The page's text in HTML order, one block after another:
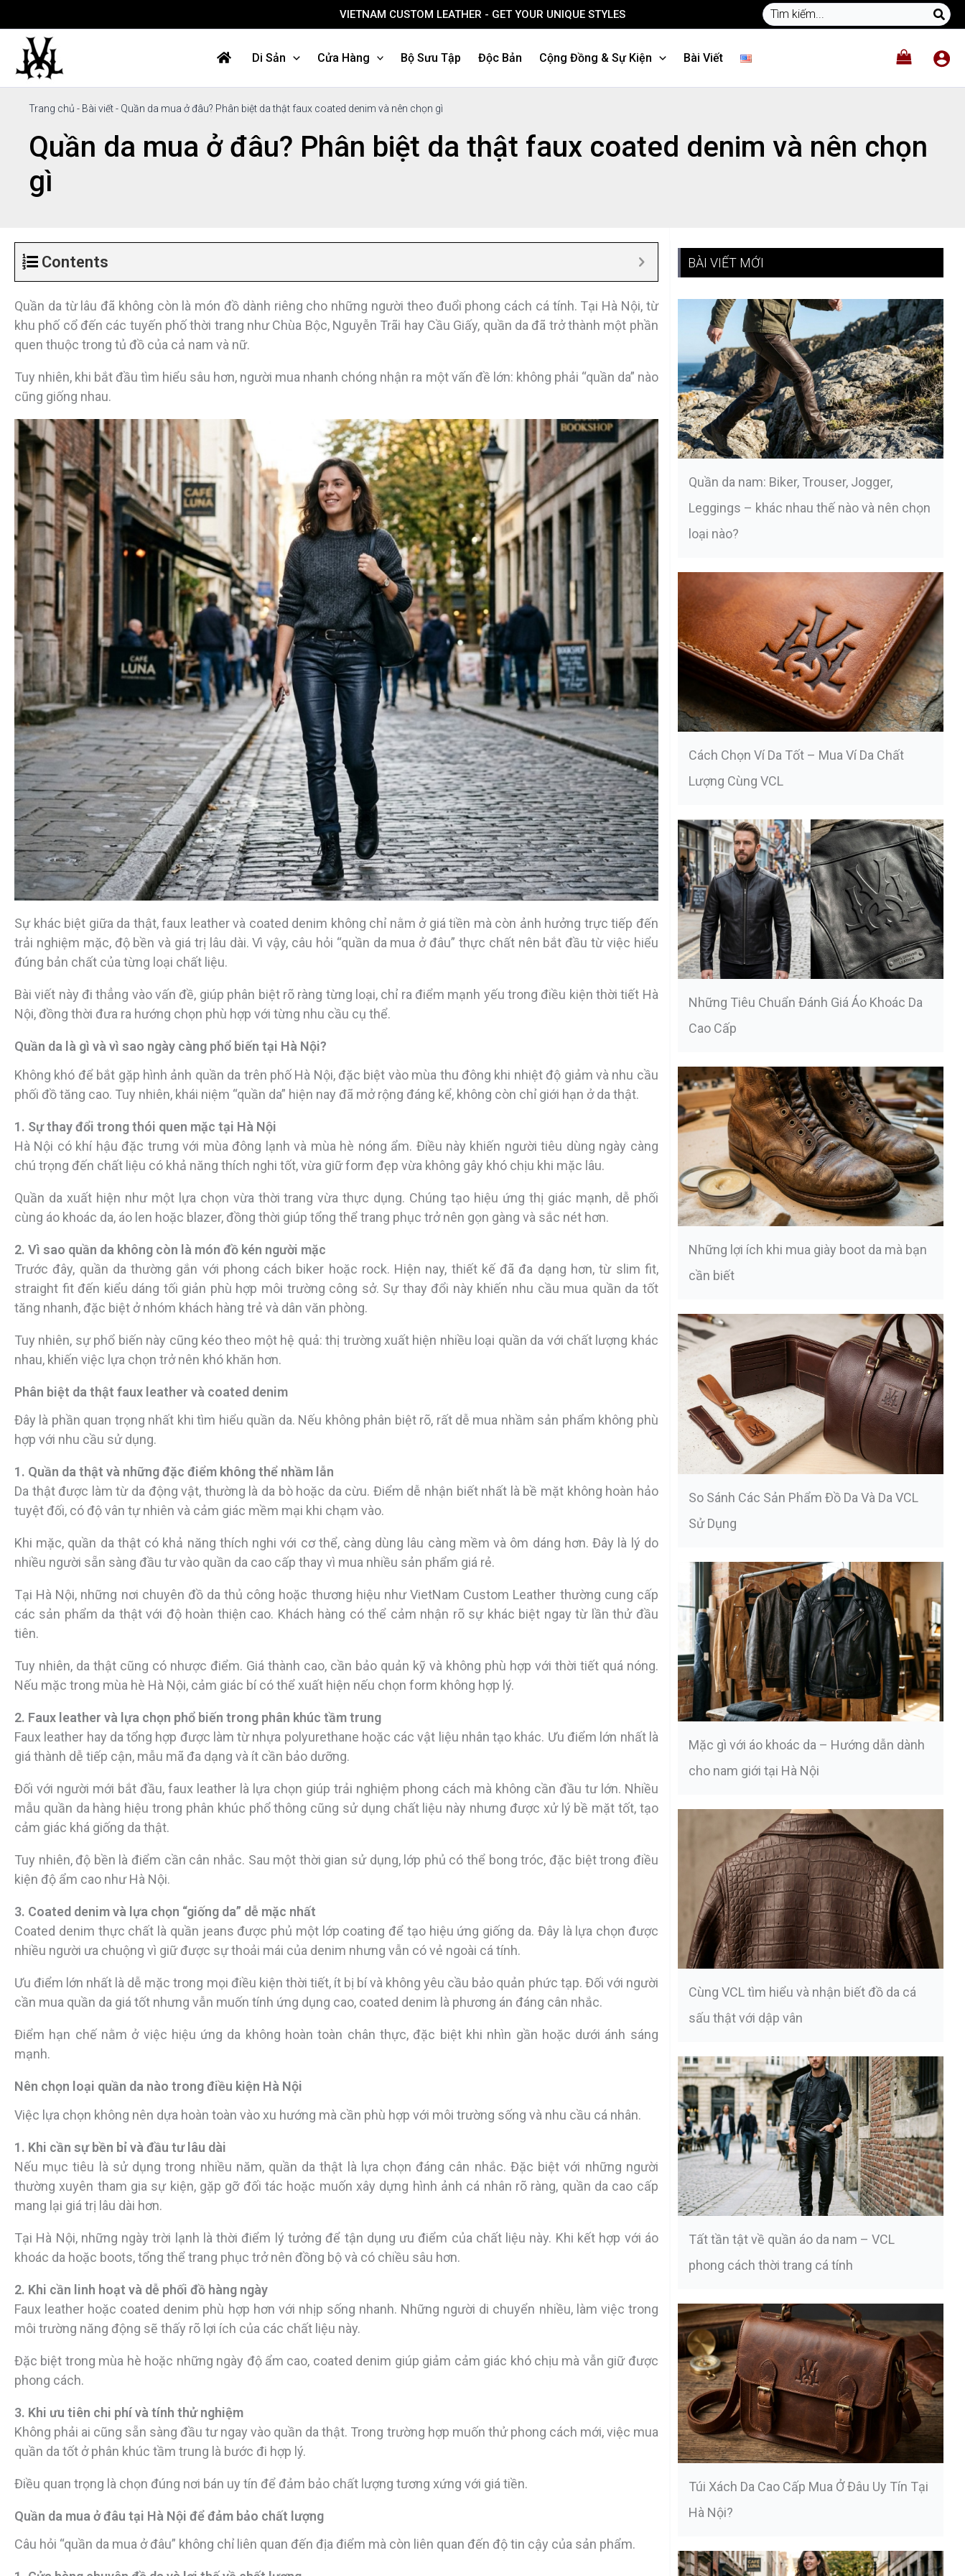
tới
dung
VIETNAM CUSTOM LEATHER - GET YOUR UNIQUE STYLES
Search
for:
Di Sản Cửa Hàng Bộ Sưu Tập Độc Bản Cộng Đồng & Sự Kiện Bài Viết
Trang chủ - Bài viết- Quần da mua ở đâu? Phân biệt da thật faux coated denim và nên chọn gì
Quần da mua ở đâu? Phân biệt da thật faux coated denim và nên chọn
gì
Contents
Quần da từ lâu đã không còn là món đồ dành riêng cho những người theo đuổi phong cách cá tính. Tại Hà Nội, từ
khu phố cổ đến các tuyến phố thời trang như Chùa Bộc, Nguyễn Trãi hay Cầu Giấy, quần da đã trở thành một phần
quen thuộc trong tủ đồ của cả nam và nữ.
Tuy nhiên, khi bắt đầu tìm hiểu sâu hơn, người mua nhanh chóng nhận ra một vấn đề lớn: không phải “quần da” nào
cũng giống nhau.
Sự khác biệt giữa da thật, faux leather và coated denim không chỉ nằm ở giá tiền mà còn ảnh hưởng trực tiếp đến
trải nghiệm mặc, độ bền và giá trị lâu dài. Vì vậy, câu hỏi “quần da mua ở đâu” thực chất nên bắt đầu từ việc hiểu
đúng bản chất của từng loại chất liệu.
Bài viết này đi thẳng vào vấn đề, giúp phân biệt rõ ràng từng loại, chỉ ra điểm mạnh yếu trong điều kiện thời tiết Hà
Nội, đồng thời đưa ra hướng chọn phù hợp với từng nhu cầu cụ thể.
Quần da là gì và vì sao ngày càng phổ biến tại Hà Nội?
Không khó để bắt gặp hình ảnh quần da trên phố Hà Nội, đặc biệt vào mùa thu đông khi nhiệt độ giảm và nhu cầu
phối đồ tăng cao. Tuy nhiên, khái niệm “quần da” hiện nay đã mở rộng đáng kể, không còn chỉ giới hạn ở da thật.
1. Sự thay đổi trong thói quen mặc tại Hà Nội
Hà Nội có khí hậu đặc trưng với mùa đông lạnh và mùa hè nóng ẩm. Điều này khiến người tiêu dùng ngày càng
chú trọng đến chất liệu có khả năng thích nghi tốt, vừa giữ form đẹp vừa không gây khó chịu khi mặc lâu.
Quần da xuất hiện như một lựa chọn vừa thời trang vừa thực dụng. Chúng tạo hiệu ứng thị giác mạnh, dễ phối
cùng áo khoác da, áo len hoặc blazer, đồng thời giúp tổng thể trang phục trở nên gọn gàng và sắc nét hơn.
2. Vì sao quần da không còn là món đồ kén người mặc
Trước đây, quần da thường gắn với phong cách biker hoặc rock. Hiện nay, thiết kế đã đa dạng hơn, từ slim fit,
straight fit đến kiểu dáng tối giản phù hợp môi trường công sở. Sự thay đổi này khiến nhu cầu mua quần da tốt
tăng nhanh, đặc biệt ở nhóm khách hàng trẻ và dân văn phòng.
Tuy nhiên, sự phổ biến này cũng kéo theo một hệ quả: thị trường xuất hiện nhiều loại quần da với chất lượng khác
nhau, khiến việc lựa chọn trở nên khó khăn hơn.
Phân biệt da thật faux leather và coated denim
Đây là phần quan trọng nhất khi tìm hiểu quần da. Nếu không phân biệt rõ, rất dễ mua nhầm sản phẩm không phù
hợp với nhu cầu sử dụng.
1. Quần da thật và những đặc điểm không thể nhầm lẫn
Da thật được làm từ da động vật, thường là da bò hoặc da cừu. Điểm dễ nhận biết nhất là bề mặt không hoàn hảo
tuyệt đối, có độ vân tự nhiên và cảm giác mềm mại khi chạm vào.
Khi mặc, quần da thật có khả năng thích nghi với cơ thể, càng dùng lâu càng mềm và ôm dáng hơn. Đây là lý do
nhiều người sẵn sàng đầu tư vào quần da cao cấp thay vì mua nhiều sản phẩm giá rẻ.
Tại Hà Nội, những nơi chuyên đồ da thủ công hoặc thương hiệu như VietNam Custom Leather thường cung cấp
các sản phẩm da thật với độ hoàn thiện cao. Khách hàng có thể cảm nhận rõ sự khác biệt ngay từ lần thử đầu
tiên.
Tuy nhiên, da thật cũng có nhược điểm. Giá thành cao, cần bảo quản kỹ và không phù hợp với thời tiết quá nóng.
Nếu mặc trong mùa hè Hà Nội, cảm giác bí có thể xuất hiện nếu chọn form không hợp lý.
2. Faux leather và lựa chọn phổ biến trong phân khúc tầm trung
Faux leather hay da tổng hợp được làm từ nhựa polyurethane hoặc các vật liệu nhân tạo khác. Ưu điểm lớn nhất là
giá thành dễ tiếp cận, mẫu mã đa dạng và ít cần bảo dưỡng.
Đối với người mới bắt đầu, faux leather là lựa chọn giúp trải nghiệm phong cách mà không cần đầu tư lớn. Nhiều
mẫu quần da hàng hiệu trong phân khúc phổ thông cũng sử dụng chất liệu này nhưng được xử lý bề mặt tốt, tạo
cảm giác khá giống da thật.
Tuy nhiên, độ bền là điểm cần cân nhắc. Sau một thời gian sử dụng, lớp phủ có thể bong tróc, đặc biệt trong điều
kiện độ ẩm cao như Hà Nội.
3. Coated denim và lựa chọn “giống da” dễ mặc nhất
Coated denim thực chất là quần jeans được phủ một lớp coating để tạo hiệu ứng giống da. Đây là lựa chọn được
nhiều người ưa chuộng vì giữ được sự thoải mái của denim nhưng vẫn có vẻ ngoài cá tính.
Ưu điểm lớn nhất là dễ mặc trong mọi điều kiện thời tiết, ít bị bí và không yêu cầu bảo quản phức tạp. Đối với người
cần mua quần da giá tốt nhưng vẫn muốn tính ứng dụng cao, coated denim là phương án đáng cân nhắc.
Điểm hạn chế nằm ở việc hiệu ứng da không hoàn toàn chân thực, đặc biệt khi nhìn gần hoặc dưới ánh sáng
mạnh.
Nên chọn loại quần da nào trong điều kiện Hà Nội
Việc lựa chọn không nên dựa hoàn toàn vào xu hướng mà cần phù hợp với môi trường sống và nhu cầu cá nhân.
1. Khi cần sự bền bỉ và đầu tư lâu dài
Nếu mục tiêu là sử dụng trong nhiều năm, quần da thật là lựa chọn đáng cân nhắc. Đặc biệt với những người
thường xuyên tham gia sự kiện, gặp gỡ đối tác hoặc muốn xây dựng hình ảnh cá nhân rõ ràng, quần da cao cấp
mang lại giá trị lâu dài hơn.
Tại Hà Nội, những ngày trời lạnh là thời điểm lý tưởng để tận dụng ưu điểm của chất liệu này. Khi kết hợp với áo
khoác da hoặc boots, tổng thể trang phục trở nên đồng bộ và có chiều sâu hơn.
2. Khi cần linh hoạt và dễ phối đồ hàng ngày
Faux leather hoặc coated denim phù hợp hơn với nhịp sống nhanh. Những người di chuyển nhiều, làm việc trong
môi trường năng động sẽ thấy rõ lợi ích của các chất liệu này.
Đặc biệt trong mùa hè hoặc những ngày độ ẩm cao, coated denim giúp giảm cảm giác khó chịu mà vẫn giữ được
phong cách.
3. Khi ưu tiên chi phí và tính thử nghiệm
Không phải ai cũng sẵn sàng đầu tư ngay vào quần da thật. Trong trường hợp muốn thử phong cách mới, việc mua
quần da tốt ở phân khúc tầm trung là bước đi hợp lý.
Điều quan trọng là chọn đúng nơi bán uy tín để đảm bảo chất lượng tương xứng với giá tiền.
Quần da mua ở đâu tại Hà Nội để đảm bảo chất lượng
Câu hỏi “quần da mua ở đâu” không chỉ liên quan đến địa điểm mà còn liên quan đến độ tin cậy của sản phẩm.
BÀI VIẾT MỚI
Quần da nam: Biker, Trouser, Jogger,
Leggings – khác nhau thế nào và nên chọn
loại nào?
Cách Chọn Ví Da Tốt – Mua Ví Da Chất
Lượng Cùng VCL
Những Tiêu Chuẩn Đánh Giá Áo Khoác Da
Cao Cấp
Những lợi ích khi mua giày boot da mà bạn
cần biết
So Sánh Các Sản Phẩm Đồ Da Và Da VCL
Sử Dụng
Mặc gì với áo khoác da – Hướng dẫn dành
cho nam giới tại Hà Nội
Cùng VCL tìm hiểu và nhận biết đồ da cá
sấu thật với dập vân
Tất tần tật về quần áo da nam – VCL
phong cách thời trang cá tính
Túi Xách Da Cao Cấp Mua Ở Đâu Uy Tín Tại
Hà Nội?